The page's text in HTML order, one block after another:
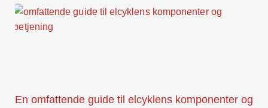
En omfattende guide til elcyklens komponenter og